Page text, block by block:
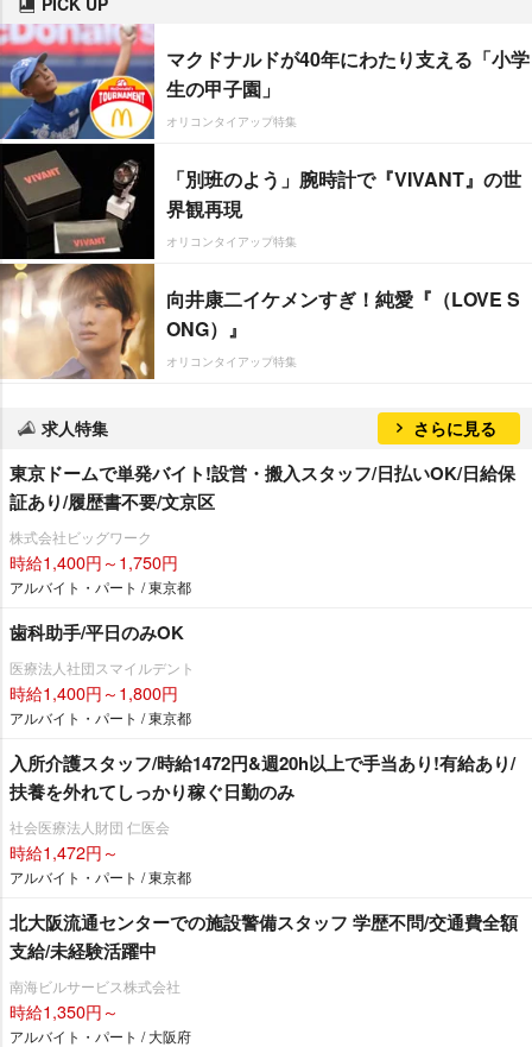
マクドナルドが40年にわたり支える「小学
生の甲子園」
オリコンタイアップ特集
「別班のよう」腕時計で『VIVANT』の世
界観再現
オリコンタイアップ特集
向井康二イケメンすぎ！純愛『（LOVE S
ONG）』
オリコンタイアップ特集
求人特集 さらに見る
東京ドームで単発バイト!設営・搬入スタッフ/日払いOK/日給保
証あり/履歴書不要/文京区
株式会社ビッグワーク
時給1,400円～1,750円
アルバイト・パート / 東京都
歯科助手/平日のみOK
医療法人社団スマイルデント
時給1,400円～1,800円
アルバイト・パート / 東京都
入所介護スタッフ/時給1472円&週20h以上で手当あり!有給あり/
扶養を外れてしっかり稼ぐ日勤のみ
社会医療法人財団 仁医会
時給1,472円～
アルバイト・パート / 東京都
北大阪流通センターでの施設警備スタッフ 学歴不問/交通費全額
支給/未経験活躍中
南海ビルサービス株式会社
時給1,350円～
アルバイト・パート / 大阪府